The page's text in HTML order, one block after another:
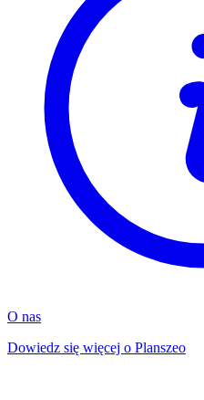
O nas
Dowiedz się więcej o Planszeo